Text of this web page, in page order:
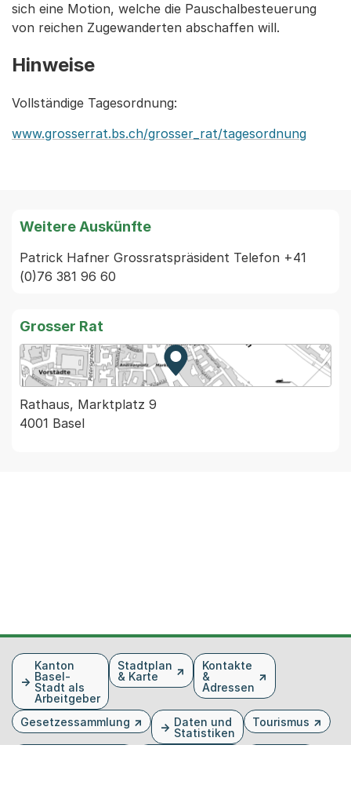
sich eine Motion, welche die Pauschalbesteuerung
von reichen Zugewanderten abschaffen will.
Hinweise
Vollständige Tagesordnung:
www.grosserrat.bs.ch/grosser_rat/tagesordnung
Weitere Auskünfte
Patrick Hafner Grossratspräsident Telefon +41
(0)76 381 96 60
Grosser Rat
Zur Karte von MapBS.
Externer Link, wird in einem
Rathaus, Marktplatz 9
4001 Basel
FusszeileKanton
Basel-
Stadt als
Arbeitgeber
Stadtplan
& Karte
Kontakte
&
Adressen
Gesetzessammlung
Daten und
Statistiken
Tourismus